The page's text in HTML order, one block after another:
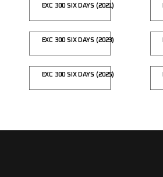
EXC 300 SIX DAYS (2021)
EXC 300 SIX DAYS (2023)
EXC 300 SIX DAYS (2025)